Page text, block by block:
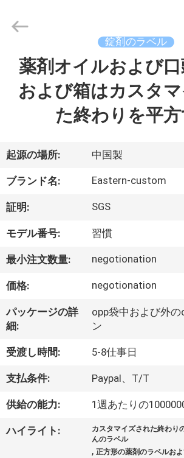
ダ
ク
ト
私
に
つ
い
て
工
場
2017
(Xiamen)
Industry
錠剤のラベル
薬剤オイルおよび
および箱はカスタ
た終わりを平
起源の場所: 中国製
ブランド名: Eastern-custom
証明: SGS
モデル番号: 習慣
最小注文数量: negotionation
価格: negotionation
パッケージの詳
細:
opp袋中および外
ン
受渡し時間: 5-8仕事日
支払条件: Paypal、T/T
供給の能力: 1週あたりの
ハイライト:
カスタマイズされた終わり
んのラベル
,正方形の薬剤のラベルお